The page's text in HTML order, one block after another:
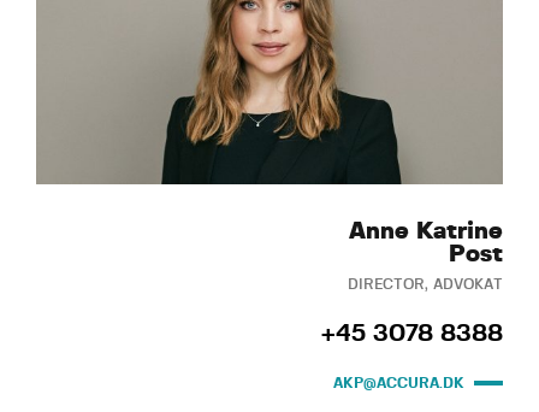
Anne Katrine
Post
DIRECTOR, ADVOKAT
+45 3078 8388
AKP@ACCURA.DK